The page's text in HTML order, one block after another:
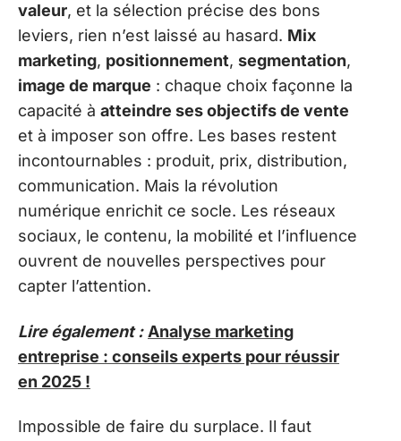
valeur, et la sélection précise des bons
leviers, rien n’est laissé au hasard. Mix
marketing, positionnement, segmentation,
image de marque : chaque choix façonne la
capacité à atteindre ses objectifs de vente
et à imposer son offre. Les bases restent
incontournables : produit, prix, distribution,
communication. Mais la révolution
numérique enrichit ce socle. Les réseaux
sociaux, le contenu, la mobilité et l’influence
ouvrent de nouvelles perspectives pour
capter l’attention.
Lire également : Analyse marketing
entreprise : conseils experts pour réussir
en 2025 !
Impossible de faire du surplace. Il faut